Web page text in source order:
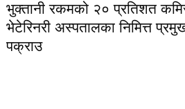
भुक्तानी रकमको २० प्रतिशत
भेटेरिनरी अस्पतालका निमित्त
पक्राउ